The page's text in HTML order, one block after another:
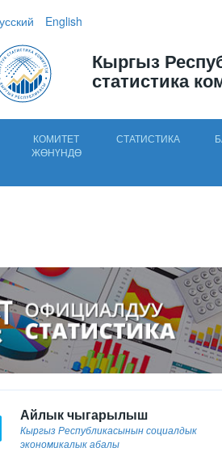
English
Кыргыз
статистика
КОМИТЕТ
ЖӨНҮНДӨ
СТАТИСТИКА
Айлык чыгарылыш
Кыргыз Республикасынын социалдык
экономикалык абалы